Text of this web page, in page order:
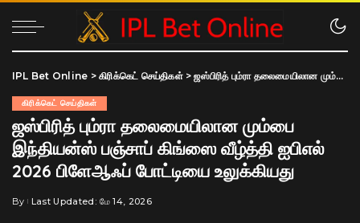
IPL Bet Online >கிரிக்கெட் செய்திகள்>ஜஸ்பிரித் பும்ரா தலைமையிலான மும்பை இந்தியன்ஸ் பஞ்சாப் கிங்ஸை வீழ்த்தி ஐபிஎல் 2026 பிளேஆஃப் போட்டியை உலுக்கியது
கிரிக்கெட் செய்திகள்
ஜஸ்பிரித் பும்ரா தலைமையிலான மும்பை
இந்தியன்ஸ் பஞ்சாப் கிங்ஸை வீழ்த்தி ஐபிஎல்
2026 பிளேஆஃப் போட்டியை உலுக்கியது
Posted
By Last Updated: மே 14, 2026